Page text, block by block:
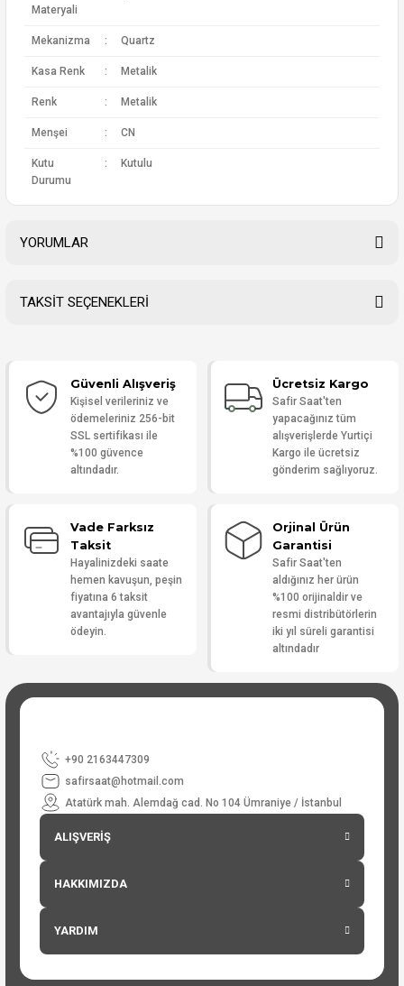
Materyali
Mekanizma : Quartz
Kasa Renk : Metalik
Renk : Metalik
Menşei : CN
Kutu
Durumu
: Kutulu
YORUMLAR
Yorum Yaz
TAKSİT SEÇENEKLERİ
Güvenli Alışveriş
Kişisel verileriniz ve
ödemeleriniz 256-bit
SSL sertifikası ile
%100 güvence
altındadır.
Ücretsiz Kargo
Safir Saat'ten
yapacağınız tüm
alışverişlerde Yurtiçi
Kargo ile ücretsiz
gönderim sağlıyoruz.
Vade Farksız
Taksit
Hayalinizdeki saate
hemen kavuşun, peşin
fiyatına 6 taksit
avantajıyla güvenle
ödeyin.
Orjinal Ürün
Garantisi
Safir Saat'ten
aldığınız her ürün
%100 orijinaldir ve
resmi distribütörlerin
iki yıl süreli garantisi
altındadır
+90 2163447309
safirsaat@hotmail.com
Atatürk mah. Alemdağ cad. No 104 Ümraniye / İstanbul
ALIŞVERİŞ
HAKKIMIZDA
YARDIM